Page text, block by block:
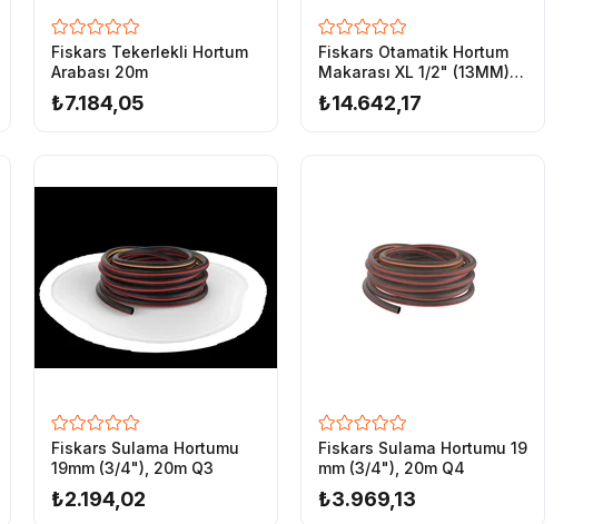
Fiskars Tekerlekli Hortum
Arabası 20m
₺7.184,05
Fiskars Otamatik Hortum
Makarası XL 1/2" (13MM)-
Tekerlekli- 20m+7m
₺14.642,17
Fiskars Sulama Hortumu
19mm (3/4"), 20m Q3
₺2.194,02
Fiskars Sulama Hortumu 19
mm (3/4"), 20m Q4
₺3.969,13